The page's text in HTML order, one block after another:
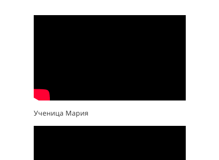
Ученица Мария